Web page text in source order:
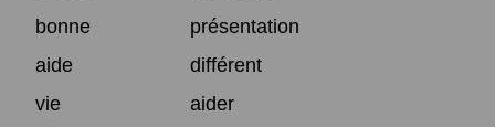
bonne
présentation
aide
différent
vie
aider